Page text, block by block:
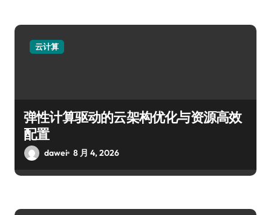
云计算
弹性计算驱动的云架构优化与资源高效
配置
dawei 8 月 4, 2026